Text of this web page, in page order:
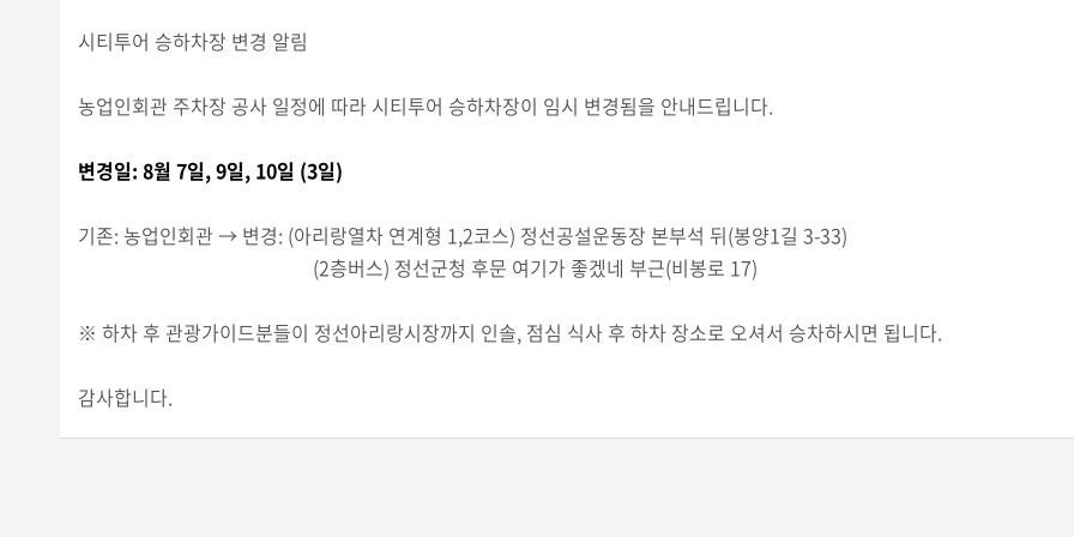
시티투어 승하차장 변경 알림
농업인회관 주차장 공사 일정에 따라 시티투어 승하차장이 임시 변경됨을 안내드립니다.
변경일: 8월 7일, 9일, 10일 (3일)
기존: 농업인회관 → 변경: (아리랑열차 연계형 1,2코스) 정선공설운동장 본부석 뒤(봉양1길 3-33)
(2층버스) 정선군청 후문 여기가 좋겠네 부근(비봉로 17)
※ 하차 후 관광가이드분들이 정선아리랑시장까지 인솔, 점심 식사 후 하차 장소로 오셔서 승차하시면 됩니다.
감사합니다.